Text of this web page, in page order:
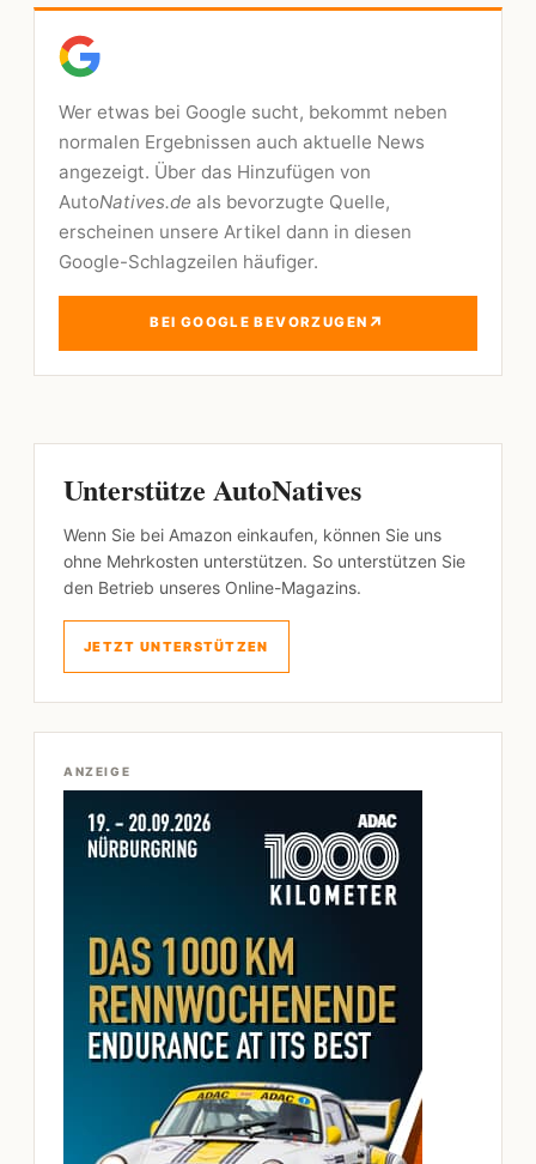
Wer etwas bei Google sucht, bekommt neben
normalen Ergebnissen auch aktuelle News
angezeigt. Über das Hinzufügen von
AutoNatives.de als bevorzugte Quelle,
erscheinen unsere Artikel dann in diesen
Google-Schlagzeilen häufiger.
BEI GOOGLE BEVORZUGEN ↗
Unterstütze AutoNatives
Wenn Sie bei Amazon einkaufen, können Sie uns
ohne Mehrkosten unterstützen. So unterstützen Sie
den Betrieb unseres Online-Magazins.
JETZT UNTERSTÜTZEN
ANZEIGE